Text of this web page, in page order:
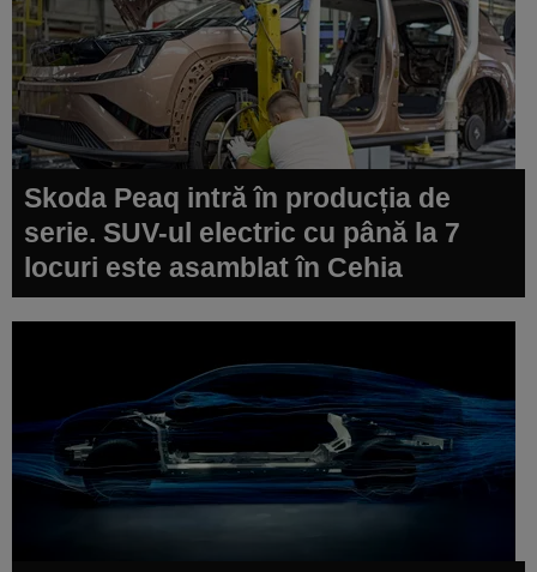
Skoda Peaq intră în producția de
serie. SUV-ul electric cu până la 7
locuri este asamblat în Cehia